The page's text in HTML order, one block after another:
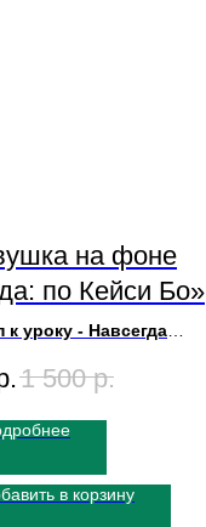
на фоне
по Кейси Бо»
к уроку - Навсегда
Картины 50х70
1 500 р.
в корзину